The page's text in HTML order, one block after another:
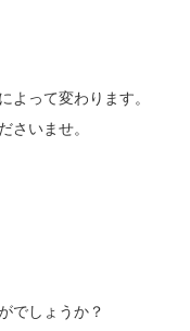
って変わります。
さいませ。
でしょうか？